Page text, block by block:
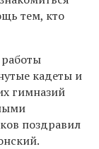
тем, кто
кадеты и
гимназий
поздравил